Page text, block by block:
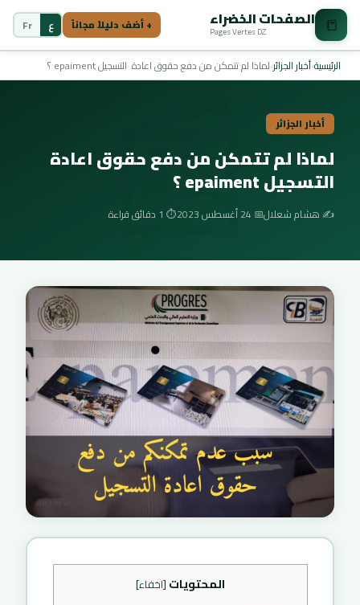
📒 الصفحات الخضراء
Pages Vertes DZ + أضف دليلاً مجاناً ع Fr
الرئيسية›أخبار الجزائر›لماذا لم تتمكن من دفع حقوق اعادة التسجيل epaiment ؟
📰 أخبار الجزائر
لماذا لم تتمكن من دفع حقوق اعادة
التسجيل epaiment ؟
✍️ هشام شعلال📅 24 أغسطس 2023 ⏱️ 1 دقائق قراءة
المحتويات [اخفاء]